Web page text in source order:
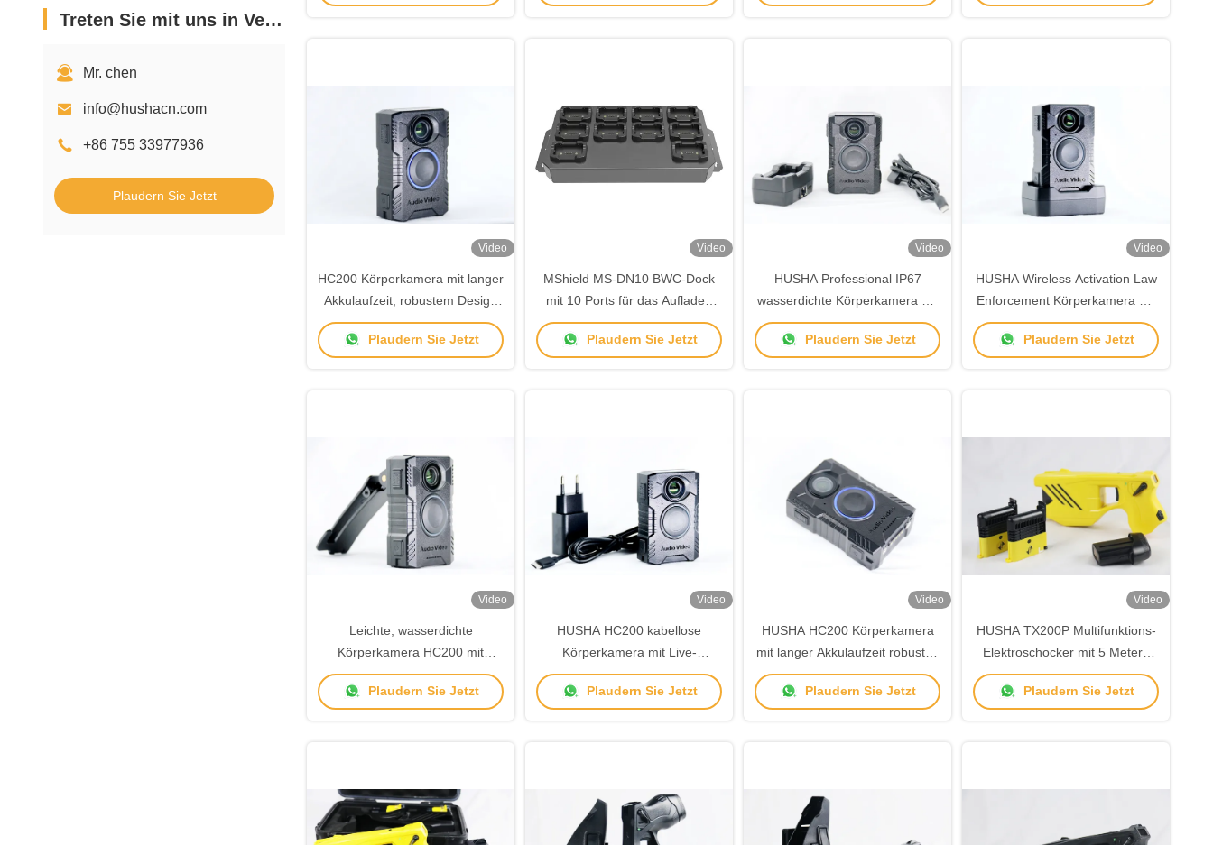
Treten Sie mit uns in Verbindung
Mr. chen
info@hushacn.com
+86 755 33977936
Plaudern Sie Jetzt
Video
HC200 Körperkamera mit langer
Akkulaufzeit, robustem Design
und HDR-Aufzeichnung für
Strafverfolgungsbehörden
Plaudern Sie Jetzt
Video
MShield MS-DN10 BWC-Dock
mit 10 Ports für das Aufladen
und Hochladen von HC200-
Körperkameras
Plaudern Sie Jetzt
Video
HUSHA Professional IP67
wasserdichte Körperkamera mit
12-Stunden Akkulaufzeit und 2-
Meter-Test
Plaudern Sie Jetzt
Video
HUSHA Wireless Activation Law
Enforcement Körperkamera mit
Live-Streaming und IP67-
Wasserdichtheit
Plaudern Sie Jetzt
Video
Leichte, wasserdichte
Körperkamera HC200 mit
kabelloser Aktivierung und
langer Akkulaufzeit
Plaudern Sie Jetzt
Video
HUSHA HC200 kabellose
Körperkamera mit Live-
Streaming-HDR-Aufnahme und
IP67-Wasserdichtigkeit
Plaudern Sie Jetzt
Video
HUSHA HC200 Körperkamera
mit langer Akkulaufzeit robustes
Design und drahtlose
Aktivierung für
Plaudern Sie Jetzt
Video
HUSHA TX200P Multifunktions-
Elektroschocker mit 5 Metern
effektiver Reichweite,
Doppelkartuschen und IP57-
Plaudern Sie Jetzt